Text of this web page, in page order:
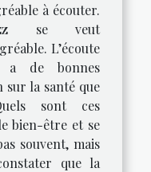
à écouter.
se veut
L’écoute
a de bonnes
sur la santé que
sont ces
bien-être et se
souvent, mais
que la